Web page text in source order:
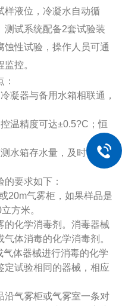
样液位，冷凝水自动循
测试系统配备2套试验装
蚀性试验，操作人员可通
控。
器与备用水箱相联通，
精度可达±0.5?C；恒
箱存水量，及时自动补
要求如下：
气雾柜，如果样品是
方米。
化学消毒剂。消毒器械
体消毒的化学消毒剂。
体器械进行消毒的化学
定试验相同的器械，相应
气雾柜或气雾室一条对